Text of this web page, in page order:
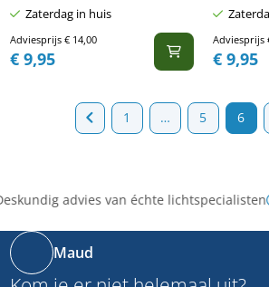
Zaterdag in huis
Adviesprijs €14,00
€9,95
Adviesprijs
€9,95
1 … 5 6
advies van échte lichtspecialisten
Maud